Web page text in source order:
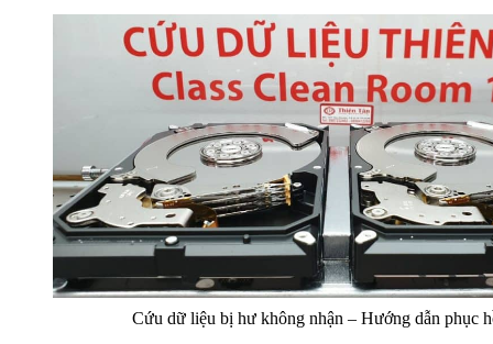
Cứu dữ liệu bị hư không nhận – Hướng dẫn phục